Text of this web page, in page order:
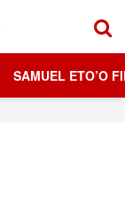
SAMUEL ETO’O